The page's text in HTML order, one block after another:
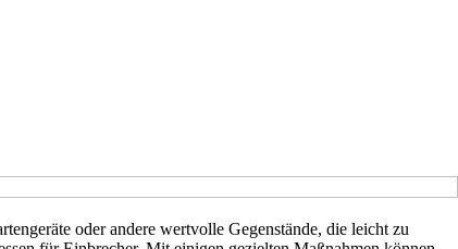
oder andere wertvolle Gegenstände, die leicht zu